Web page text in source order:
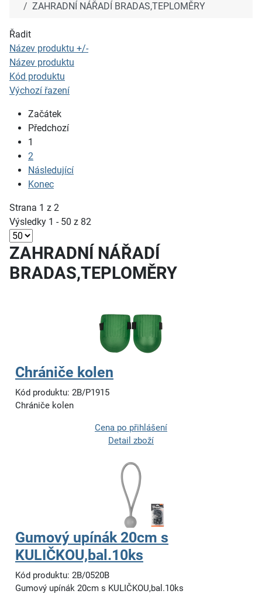
ZAHRADNÍ NÁŘADÍ BRADAS,TEPLOMĚRY
Řadit
Název produktu +/-
Název produktu
Kód produktu
Výchozí řazení
Začátek
Předchozí
1
2
Následující
Konec
Strana 1 z 2
Výsledky 1 - 50 z 82
ZAHRADNÍ NÁŘADÍ
BRADAS,TEPLOMĚRY
Chrániče kolen
Kód produktu: 2B/P1915
Chrániče kolen
Cena po přihlášení
Detail zboží
Gumový upínák 20cm s
KULIČKOU,bal.10ks
Kód produktu: 2B/0520B
Gumový upínák 20cm s KULIČKOU,bal.10ks